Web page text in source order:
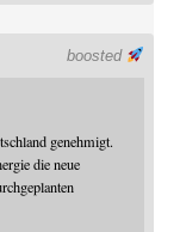
boosted
genehmigt.
die neue